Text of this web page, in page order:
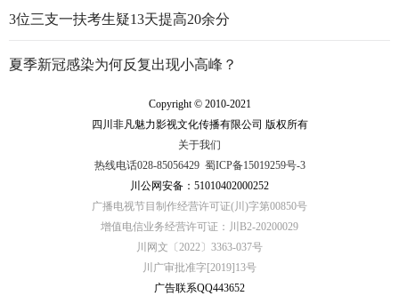
3位三支一扶考生疑13天提高20余分
夏季新冠感染为何反复出现小高峰？
Copyright © 2010-2021
四川非凡魅力影视文化传播有限公司 版权所有
关于我们
热线电话028-85056429 蜀ICP备15019259号-3
川公网安备：51010402000252
广播电视节目制作经营许可证(川)字第00850号
增值电信业务经营许可证：川B2-20200029
川网文〔2022〕3363-037号
川广审批准字[2019]13号
广告联系QQ443652